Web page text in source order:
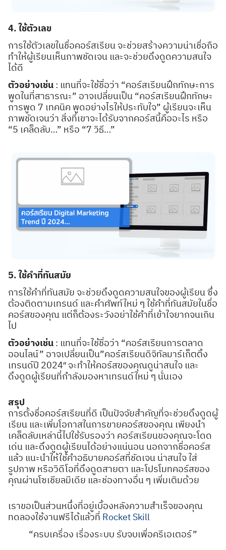
4. ใช้ตัวเลข
การใช้ตัวเลขในชื่อคอร์สเรียน จะช่วยสร้างความน่าเชื่อถือ
ทำให้ผู้เรียนเห็นภาพชัดเจน และจะช่วยดึงดูดความสนใจ
ได้ดี
ตัวอย่างเช่น : แทนที่จะใช้ชื่อว่า “คอร์สเรียนฝึกทักษะการ
พูดในที่สาธารณะ” อาจเปลี่ยนเป็น “คอร์สเรียนฝึกทักษะ
การพูด 7 เทคนิค พูดอย่างไรให้ประทับใจ” ผู้เรียนจะเห็น
ภาพชัดเจนว่า สิ่งที่เขาจะได้รับจากคอร์สนี้คืออะไร หรือ
“5 เคล็ดลับ…” หรือ “7 วิธี…”
5. ใช้คำที่ทันสมัย
การใช้คำที่ทันสมัย จะช่วยดึงดูดความสนใจของผู้เรียน ซึ่ง
ต้องติดตามเทรนด์ และคำศัพท์ใหม่ ๆ ใช้คำที่ทันสมัยในชื่อ
คอร์สของคุณ แต่ก็ต้องระวังอย่าใช้คำที่เข้าใจยากจนเกิน
ไป
ตัวอย่างเช่น : แทนที่จะใช้ชื่อว่า “คอร์สเรียนการตลาด
ออนไลน์” อาจเปลี่ยนเป็น”คอร์สเรียนดิจิทัลมาร์เก็ตติ้ง
เทรนด์ปี 2024″ จะทำให้คอร์สของคุณดูน่าสนใจ และ
ดึงดูดผู้เรียนที่กำลังมองหาเทรนด์ใหม่ ๆ นั่นเอง
สรุป
การตั้งชื่อคอร์สเรียนที่ดี เป็นปัจจัยสำคัญที่จะช่วยดึงดูดผู้
เรียน และเพิ่มโอกาสในการขายคอร์สของคุณ เพียงนำ
เคล็ดลับเหล่านี้ไปใช้รับรองว่า คอร์สเรียนของคุณจะโดด
เด่น และดึงดูดผู้เรียนได้อย่างแน่นอน นอกจากชื่อคอร์ส
แล้ว แนะนำให้ใช้คำอธิบายคอร์สที่ชัดเจน น่าสนใจ ใส่
รูปภาพ หรือวิดีโอที่ดึงดูดสายตา และโปรโมทคอร์สของ
คุณผ่านโซเชียลมีเดีย และช่องทางอื่น ๆ เพิ่มเติมด้วย
เราขอเป็นส่วนหนึ่งที่อยู่เบื้องหลังความสำเร็จของคุณ
ทดลองใช้งานฟรีได้แล้วที่ Rocket Skill
“ครบเครื่อง เรื่องระบบ รับจบเพื่อครีเอเตอร์”